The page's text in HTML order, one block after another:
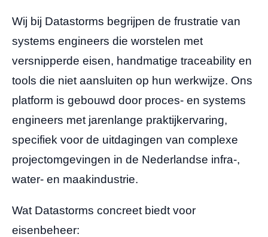
Wij bij Datastorms begrijpen de frustratie van
systems engineers die worstelen met
versnipperde eisen, handmatige traceability en
tools die niet aansluiten op hun werkwijze. Ons
platform is gebouwd door proces- en systems
engineers met jarenlange praktijkervaring,
specifiek voor de uitdagingen van complexe
projectomgevingen in de Nederlandse infra-,
water- en maakindustrie.
Wat Datastorms concreet biedt voor
eisenbeheer: